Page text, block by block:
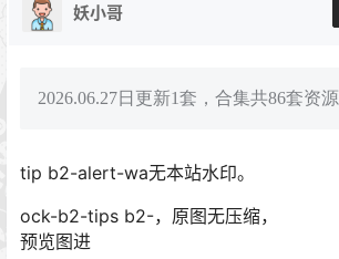
妖小哥
2026.06.27日更新1套，合集共86套资源
tip b2-alert-wa无本站水印。
ock-b2-tips b2-，原图无压缩，
预览图进